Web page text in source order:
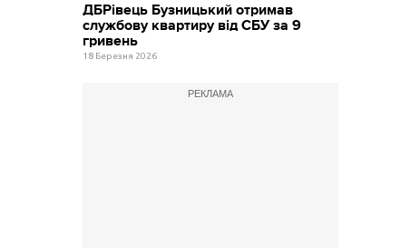
ДБРівець Бузницький отримав
службову квартиру від СБУ за 9
гривень
18 Березня 2026
РЕКЛАМА